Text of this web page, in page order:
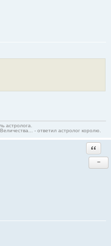
астролога.
- ответил астролог королю.
−